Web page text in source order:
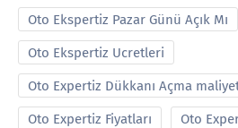
Oto Ekspertiz Pazar Günü Açık Mı
Oto Ekspertiz Ucretleri
Oto Expertiz Dükkanı Açma
Oto Expertiz Fiyatları Oto